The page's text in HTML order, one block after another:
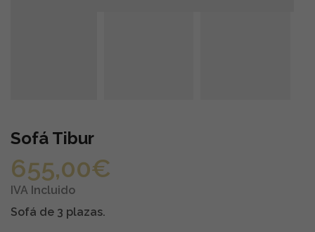
Sofá Tibur
655,00€
IVA Incluido
Sofá de 3 plazas.